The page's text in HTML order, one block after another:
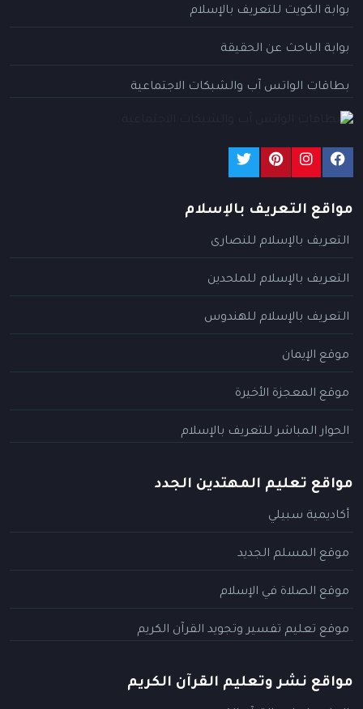
بوابة الكويت للتعريف بالإسلام
بوابة الباحث عن الحقيقة
بطاقات الواتس آب والشبكات الاجتماعية
مواقع التعريف بالإسلام
التعريف بالإسلام للنصارى
التعريف بالإسلام للملحدين
التعريف بالإسلام للهندوس
موقع الإيمان
موقع المعجزة الأخيرة
الحوار المباشر للتعريف بالإسلام
مواقع تعليم المهتدين الجدد
أكاديمية سبيلي
موقع المسلم الجديد
موقع الصلاة في الإسلام
موقع تعليم تفسير وتجويد القرآن الكريم
مواقع نشر وتعليم القرآن الكريم